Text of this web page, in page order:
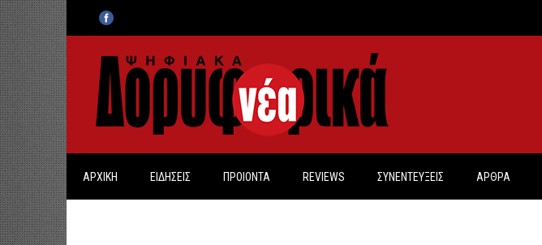
ΑΡΧΙΚΗ ΕΙΔΗΣΕΙΣ ΠΡΟΙΟΝΤΑ REVIEWS ΣΥΝΕΝΤΕΥΞΕΙΣ ΑΡΘΡΑ